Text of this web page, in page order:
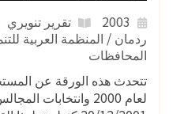
تقرير تنويري
ردمان / المنظمة العربية
المحافظات
لعام 2000 وانتخابات